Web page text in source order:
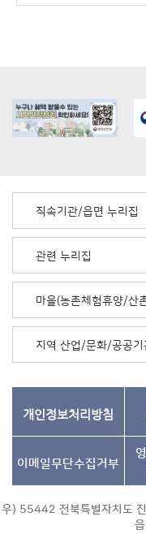
직속기관/읍면 누리집
관련 누리집
마을(농촌체험휴양/산
지역 산업/문화/공공기
개인정보처리방침
이메일무단수집거부
우) 55442 전북특별자치도